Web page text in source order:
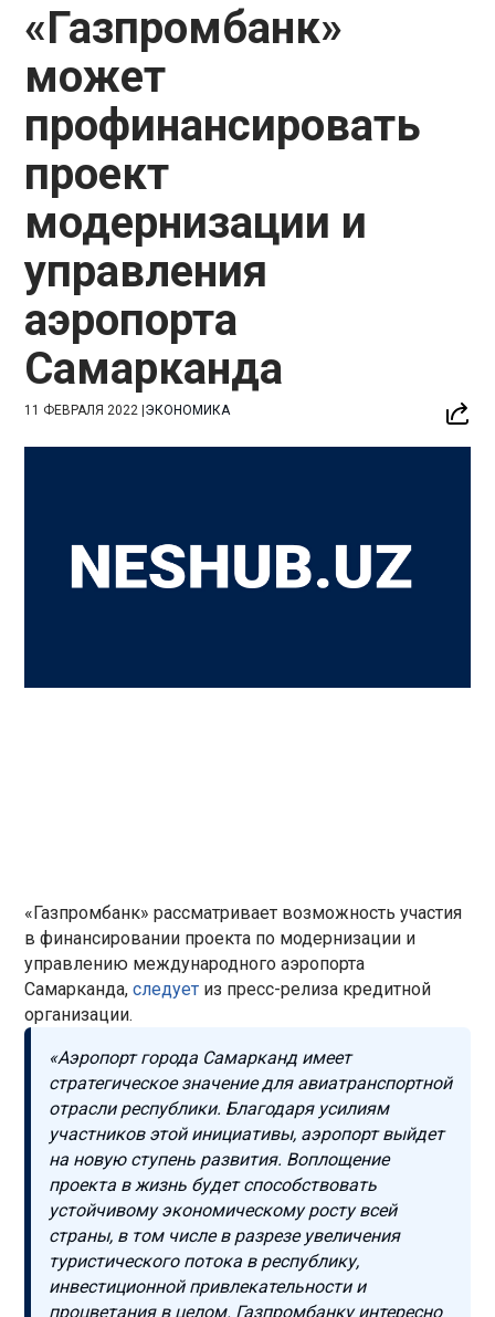
«Газпромбанк»
может
профинансировать
проект
модернизации и
управления
аэропорта
Самарканда
11 ФЕВРАЛЯ 2022 |ЭКОНОМИКА
«Газпромбанк» рассматривает возможность участия
в финансировании проекта по модернизации и
управлению международного аэропорта
Самарканда,следует из пресс-релиза кредитной
организации.
«Аэропорт города Самарканд имеет
стратегическое значение для авиатранспортной
отрасли республики. Благодаря усилиям
участников этой инициативы, аэропорт выйдет
на новую ступень развития. Воплощение
проекта в жизнь будет способствовать
устойчивому экономическому росту всей
страны, в том числе в разрезе увеличения
туристического потока в республику,
инвестиционной привлекательности и
процветания в целом. Газпромбанку интересно